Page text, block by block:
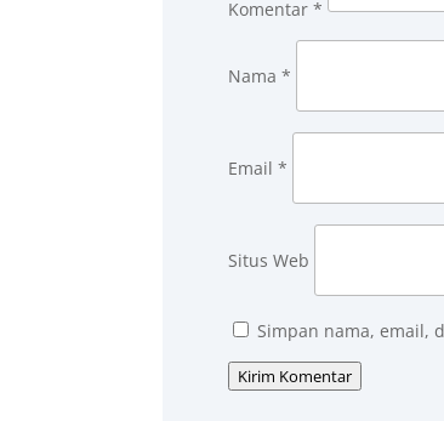
Komentar*
Nama*
Email*
Situs Web
Simpan nama, email,
Kirim Komentar